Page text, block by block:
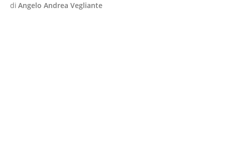
di Angelo Andrea Vegliante